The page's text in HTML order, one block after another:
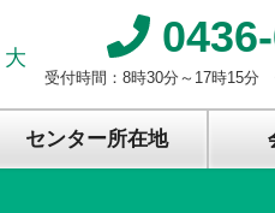
大
受付時間：8時30分～17時15分
センター所在地